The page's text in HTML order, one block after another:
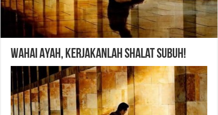
Wahai Ayah, Kerjakanlah Shalat Subuh!